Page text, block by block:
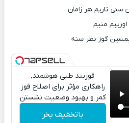
سنی تاریم هر زامان
اورییم منیم
گوز نظر سنه
قوزبند طبی هوشمند,
راهکاری مؤثر برای اصلاح قوز
کمر و بهبود وضعیت نشستن
باتخفیف بخر